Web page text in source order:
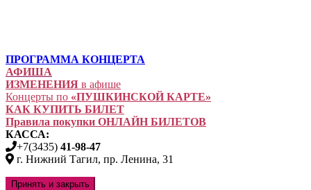
ПРОГРАММА КОНЦЕРТА
АФИША
ИЗМЕНЕНИЯ в афише
Концерты по «ПУШКИНСКОЙ КАРТЕ»
КАК КУПИТЬ БИЛЕТ
Правила покупки ОНЛАЙН БИЛЕТОВ
КАССА:
+7(3435) 41-98-47
г. Нижний Тагил, пр. Ленина, 31